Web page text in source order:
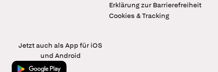
Erklärung zur Barrierefreiheit
Cookies & Tracking
Jetzt auch als App für iOS
und Android
Jetzt bei Google Play